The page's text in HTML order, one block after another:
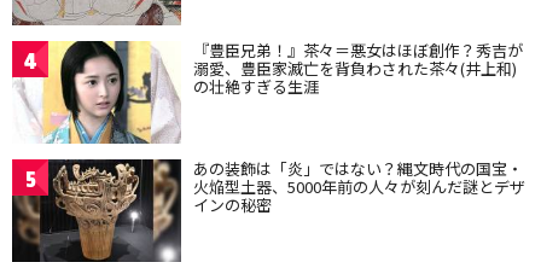
4 『豊臣兄弟！』茶々＝悪女はほぼ創作？秀吉が
溺愛、豊臣家滅亡を背負わされた茶々(井上和)
の壮絶すぎる生涯
5 あの装飾は「炎」ではない？縄文時代の国宝・
火焔型土器、5000年前の人々が刻んだ謎とデザ
インの秘密